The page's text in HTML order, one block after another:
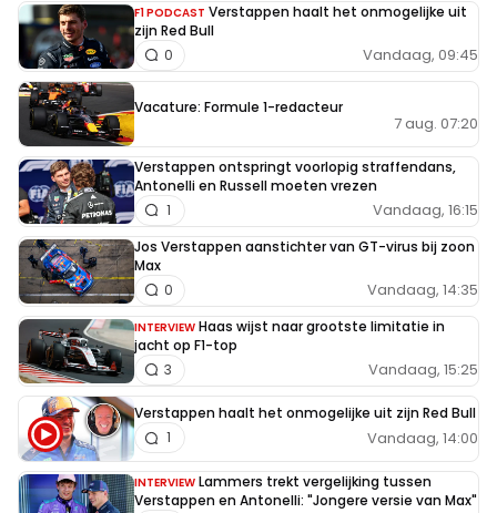
F1 PODCAST Verstappen haalt het onmogelijke uit
zijn Red Bull
Vandaag, 09:45
0
Vacature: Formule 1-redacteur
7 aug. 07:20
Verstappen ontspringt voorlopig straffendans,
Antonelli en Russell moeten vrezen
Vandaag, 16:15
1
Jos Verstappen aanstichter van GT-virus bij zoon
Max
Vandaag, 14:35
0
INTERVIEW Haas wijst naar grootste limitatie in
jacht op F1-top
Vandaag, 15:25
3
Verstappen haalt het onmogelijke uit zijn Red Bull
Vandaag, 14:00
1
INTERVIEW Lammers trekt vergelijking tussen
Verstappen en Antonelli: "Jongere versie van Max"